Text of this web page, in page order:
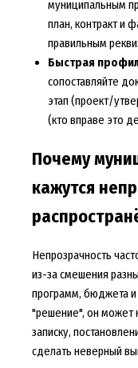
муниципальным
план, контракт и
правильным
Быстрая
сопоставляйте
этап (проект/
(кто вправе это
Почему
кажутся
Непрозрачность
из-за смешения
программ, бюджета и
"решение", он может
записку,
сделать неверный